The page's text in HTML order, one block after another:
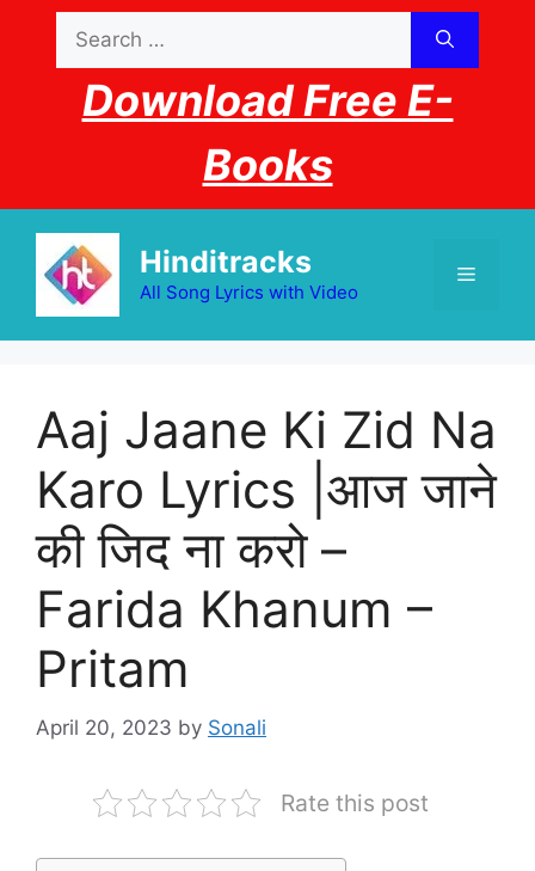
content
for:
Download Free E-
Books
Hinditracks
All Song Lyrics with Video
Menu
Aaj Jaane Ki Zid Na
Karo Lyrics |आज जाने
की जिद ना करो –
Farida Khanum –
Pritam
April 20, 2023 by Sonali
Rate this post